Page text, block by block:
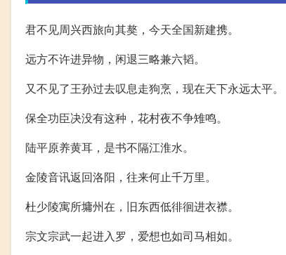
君不见周兴西旅向其獒，今天全国新建携。
远方不许进异物，闲退三略兼六韬。
又不见了王孙过去叹息走狗烹，现在天下永远太平。
保全功臣决没有这种，花村夜不争雉鸣。
陆平原养黄耳，是书不隔江淮水。
金陵音讯返回洛阳，往来何止千万里。
杜少陵寓所墉州在，旧东西低徘徊进衣襟。
宗文宗武一起进入罗，爱想也如司马相如。